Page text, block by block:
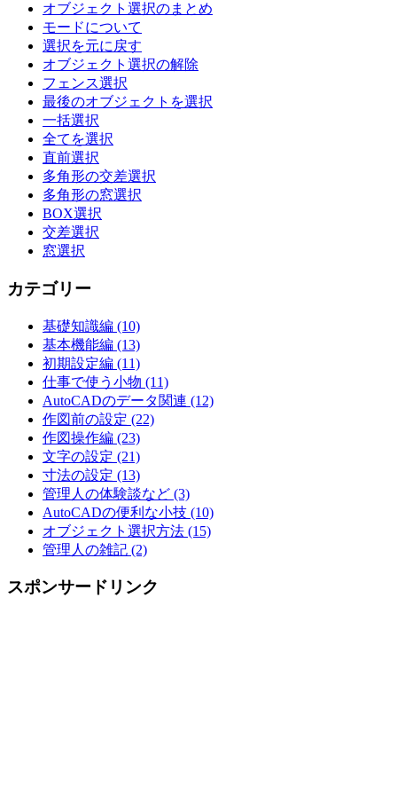
オブジェクト選択のまとめ
モードについて
選択を元に戻す
オブジェクト選択の解除
フェンス選択
最後のオブジェクトを選択
一括選択
全てを選択
直前選択
多角形の交差選択
多角形の窓選択
BOX選択
交差選択
窓選択
カテゴリー
基礎知識編 (10)
基本機能編 (13)
初期設定編 (11)
仕事で使う小物 (11)
AutoCADのデータ関連 (12)
作図前の設定 (22)
作図操作編 (23)
文字の設定 (21)
寸法の設定 (13)
管理人の体験談など (3)
AutoCADの便利な小技 (10)
オブジェクト選択方法 (15)
管理人の雑記 (2)
スポンサードリンク